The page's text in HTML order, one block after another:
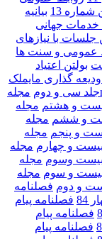
شماره 13
بیانیه
خدمات جهانی
جلسات با نیازهای
عمومی و سنت ها
بولتن اعتیاد
ودیعه گذاری مایملک
مجله
مجله
مجله
مجله
مجله
مجله
مجله
فصلنامه
فصلنامه پیام
فصلنامه پیام
فصلنامه پیام